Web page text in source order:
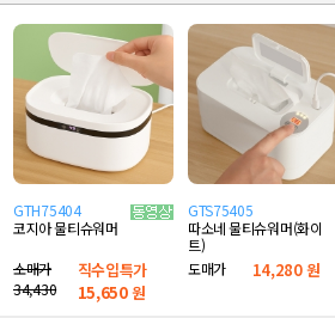
GTH75404
코지아 물티슈워머
소매가
34,430
직수입특가
15,650원
GTS75405
따소네 물티슈워머(화이
트)
도매가
14,280 원